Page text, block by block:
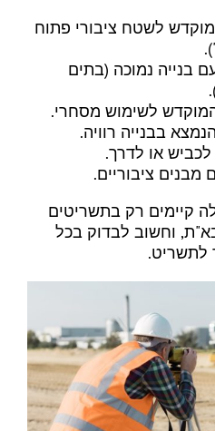
לשטח ציבורי פתוח
בנייה נמוכה (בתים
לשימוש מסחרי.
בבנייה רוויה.
לכביש או לדרך.
מבנים ציבוריים.
קיימים רק בתשריטים
וחשוב לבדוק בכל
לתשריט.